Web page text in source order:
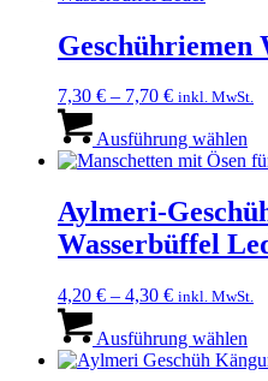
der
Geschühriemen
7,30 € – 7,70 € inkl. MwSt.
Ausführung wählen
Aylmeri-
Wasserbüffel
4,20 € – 4,30 € inkl. MwSt.
Ausführung wählen